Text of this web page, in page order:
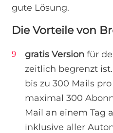
gute Lösung.
Die Vorteile von
gratis Version für
zeitlich begrenzt
bis zu 300 Mails
maximal 300
Mail an einem Tag
inklusive aller